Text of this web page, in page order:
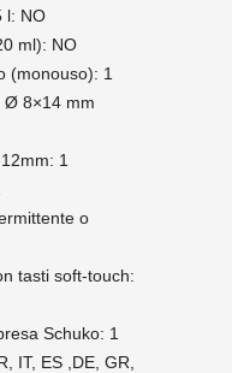
l: NO
ml): NO
(monouso): 1
Ø 8×14 mm
1
o
tasti soft-touch:
Schuko: 1
IT, ES ,DE, GR,